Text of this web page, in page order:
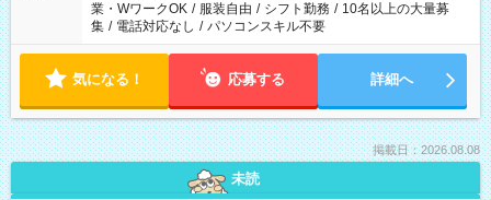
業・WワークOK / 服装自由 / シフト勤務 / 10名以上の大量募
集 / 電話対応なし / パソコンスキル不要
気になる！ 応募する 詳細へ
掲載日：2026.08.08
未読